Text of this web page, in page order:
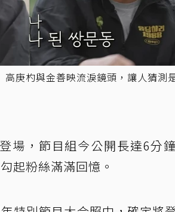
庚杓與金善映流淚鏡頭，讓人猜測
場，節目組今公開長達6分
起粉絲滿滿回憶。